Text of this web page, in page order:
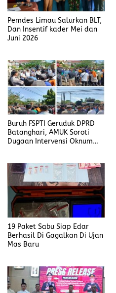
Pemdes Limau Salurkan BLT,
Dan Insentif kader Mei dan
Juni 2026
Buruh FSPTI Geruduk DPRD
Batanghari, AMUK Soroti
Dugaan Intervensi Oknum
19 Paket Sabu Siap Edar
Berhasil Di Gagalkan Di Ujan
Mas Baru